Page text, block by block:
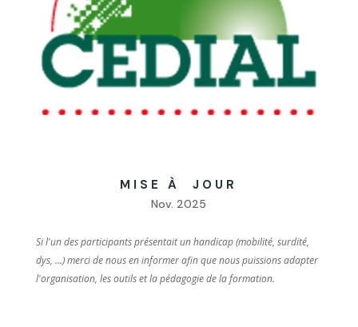
MISE À JOUR
Nov. 2025
Si l'un des participants présentait un handicap (mobilité, surdité,
dys, ...) merci de nous en informer afin que nous puissions adapter
l'organisation, les outils et la pédagogie de la formation.